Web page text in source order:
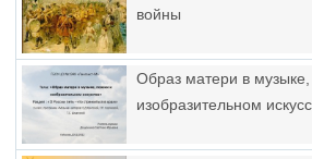
войны
Образ матери в музыке,
изобразительном